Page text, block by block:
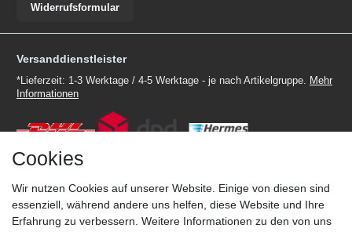
Widerrufsformular
Versanddienstleister
*Lieferzeit: 1-3 Werktage / 4-5 Werktage - je nach Artikelgruppe.
Mehr
Informationen
Zahlungsmöglichkeiten
Wir behalten uns das Recht vor im Einzelfall bestimmte
Zahlungsarten auszuschließen.Mehr Informationen
Cookies
Wir nutzen Cookies auf unserer Website. Einige von diesen sind
essenziell, während andere uns helfen, diese Website und Ihre
Erfahrung zu verbessern. Weitere Informationen zu den von uns